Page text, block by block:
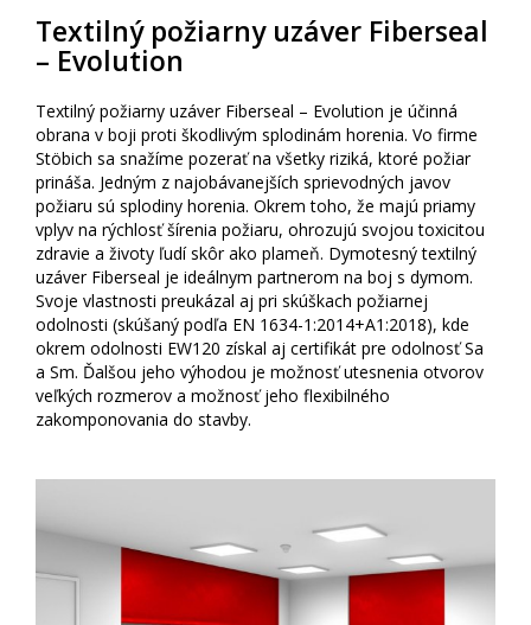
Textilný požiarny uzáver Fiberseal
– Evolution
Textilný požiarny uzáver Fiberseal – Evolution je účinná
obrana v boji proti škodlivým splodinám horenia. Vo firme
Stöbich sa snažíme pozerať na všetky riziká, ktoré požiar
prináša. Jedným z najobávanejších sprievodných javov
požiaru sú splodiny horenia. Okrem toho, že majú priamy
vplyv na rýchlosť šírenia požiaru, ohrozujú svojou toxicitou
zdravie a životy ľudí skôr ako plameň. Dymotesný textilný
uzáver Fiberseal je ideálnym partnerom na boj s dymom.
Svoje vlastnosti preukázal aj pri skúškach požiarnej
odolnosti (skúšaný podľa EN 1634-1:2014+A1:2018), kde
okrem odolnosti EW120 získal aj certifikát pre odolnosť Sa
a Sm. Ďalšou jeho výhodou je možnosť utesnenia otvorov
veľkých rozmerov a možnosť jeho flexibilného
zakomponovania do stavby.